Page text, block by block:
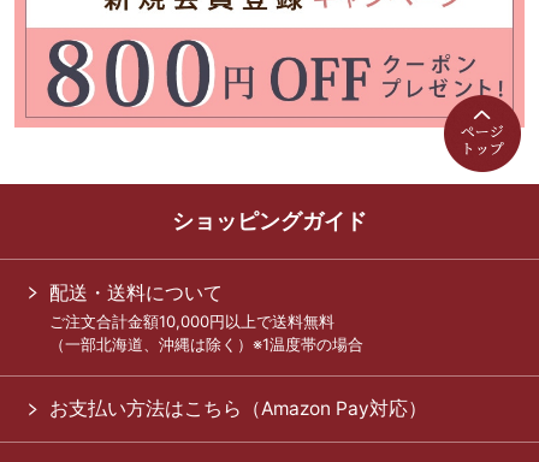
ショッピングガイド
配送・送料について
ご注文合計金額10,000円以上で送料無料
（一部北海道、沖縄は除く）※1温度帯の場合
お支払い方法はこちら（Amazon Pay対応）